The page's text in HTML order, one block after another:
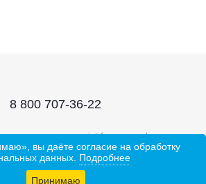
8 800 707-36-22
нас по слову ivtrf или ивтрф
вы даёте согласие на обработку
данных. Подробнее
Принимаю